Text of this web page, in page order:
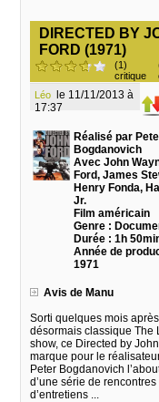
DIRECTED BY
FORD (1971)
(1)
critique
Léo
17:37
Réalisé par
Bogdanovich
Avec John
Ford, James
Henry Fonda,
Jr.
Film américain
Genre :
Durée : 1h
Année de
1971
Avis de Manu
Sorti quelques mois
désormais classique The
show, ce Directed by
marque pour le
Peter Bogdanovich
d’une série de rencontres
d’entretiens ...